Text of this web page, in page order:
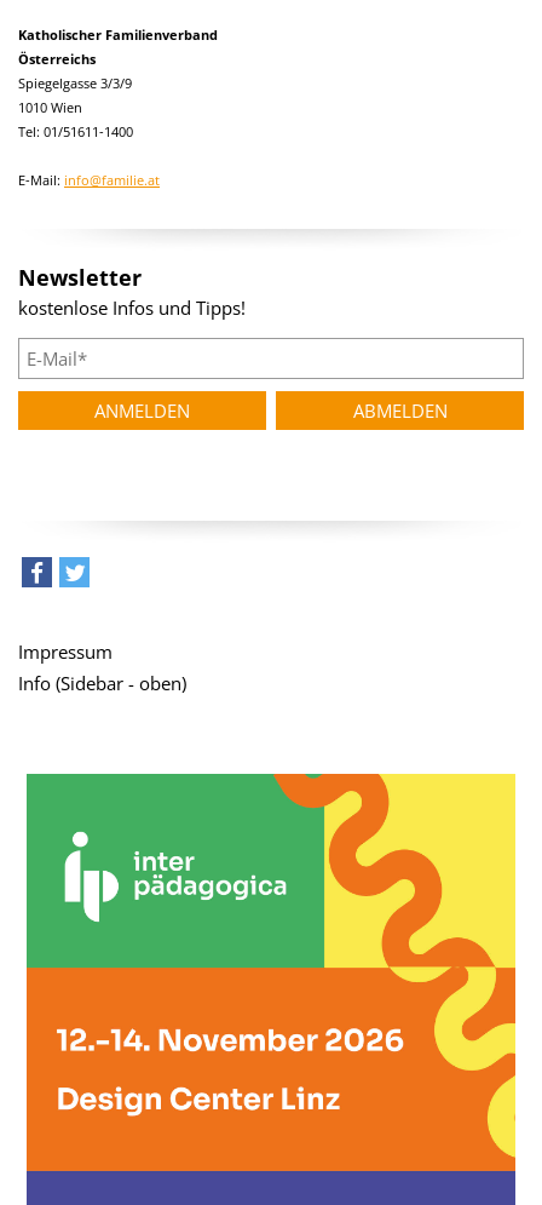
Katholischer Familienverband
Österreichs
Spiegelgasse 3/3/9
1010 Wien
Tel: 01/51611-1400
E-Mail: info@familie.at
Newsletter
kostenlose Infos und Tipps!
Impressum
Info (Sidebar - oben)